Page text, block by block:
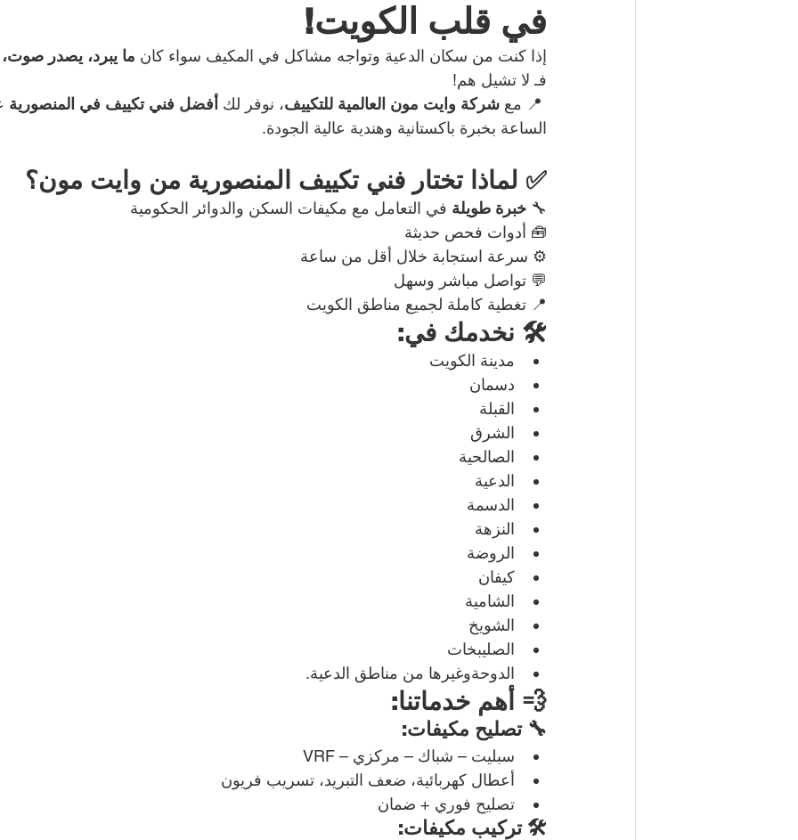
في قلب الكويت!
إذا كنت من سكان الدعية وتواجه مشاكل في المكيف سواء كان ما يبرد، يصدر
فـ لا تشيل هم!
شركة وايت مون العالمية للتكييف، نوفر لك أفضل فني تكييف في المنصورية
الساعة بخبرة باكستانية وهندية عالية الجودة.
✅ لماذا تختار فني تكييف المنصورية من وايت مون؟
🔧 خبرة طويلة في التعامل مع مكيفات السكن والدوائر الحكومية
🧰 أدوات فحص حديثة
⚙️ سرعة استجابة خلال أقل من ساعة
💬 تواصل مباشر وسهل
📍 تغطية كاملة لجميع مناطق الكويت
🛠️ نخدمك في:
مدينة الكويت
دسمان
القبلة
الشرق
الصالحية
الدعية
الدسمة
النزهة
الروضة
كيفان
الشامية
الشويخ
الصليبخات
الدوحةوغيرها من مناطق الدعية.
💨 أهم خدماتنا:
🔧 تصليح مكيفات:
سبليت – شباك – مركزي – VRF
أعطال كهربائية، ضعف التبريد، تسريب فريون
تصليح فوري + ضمان
🛠️ تركيب مكيفات: